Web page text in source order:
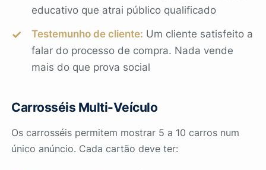
educativo que atrai público qualificado
Testemunho de cliente: Um cliente satisfeito a
falar do processo de compra. Nada vende
mais do que prova social
Carrosséis Multi-Veículo
Os carrosséis permitem mostrar 5 a 10 carros num
único anúncio. Cada cartão deve ter: